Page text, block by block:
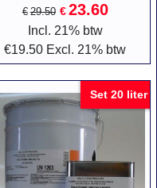
€ 29.50 €23.60
Incl. 21% btw
€19.50 Excl. 21% btw
Set 20 liter